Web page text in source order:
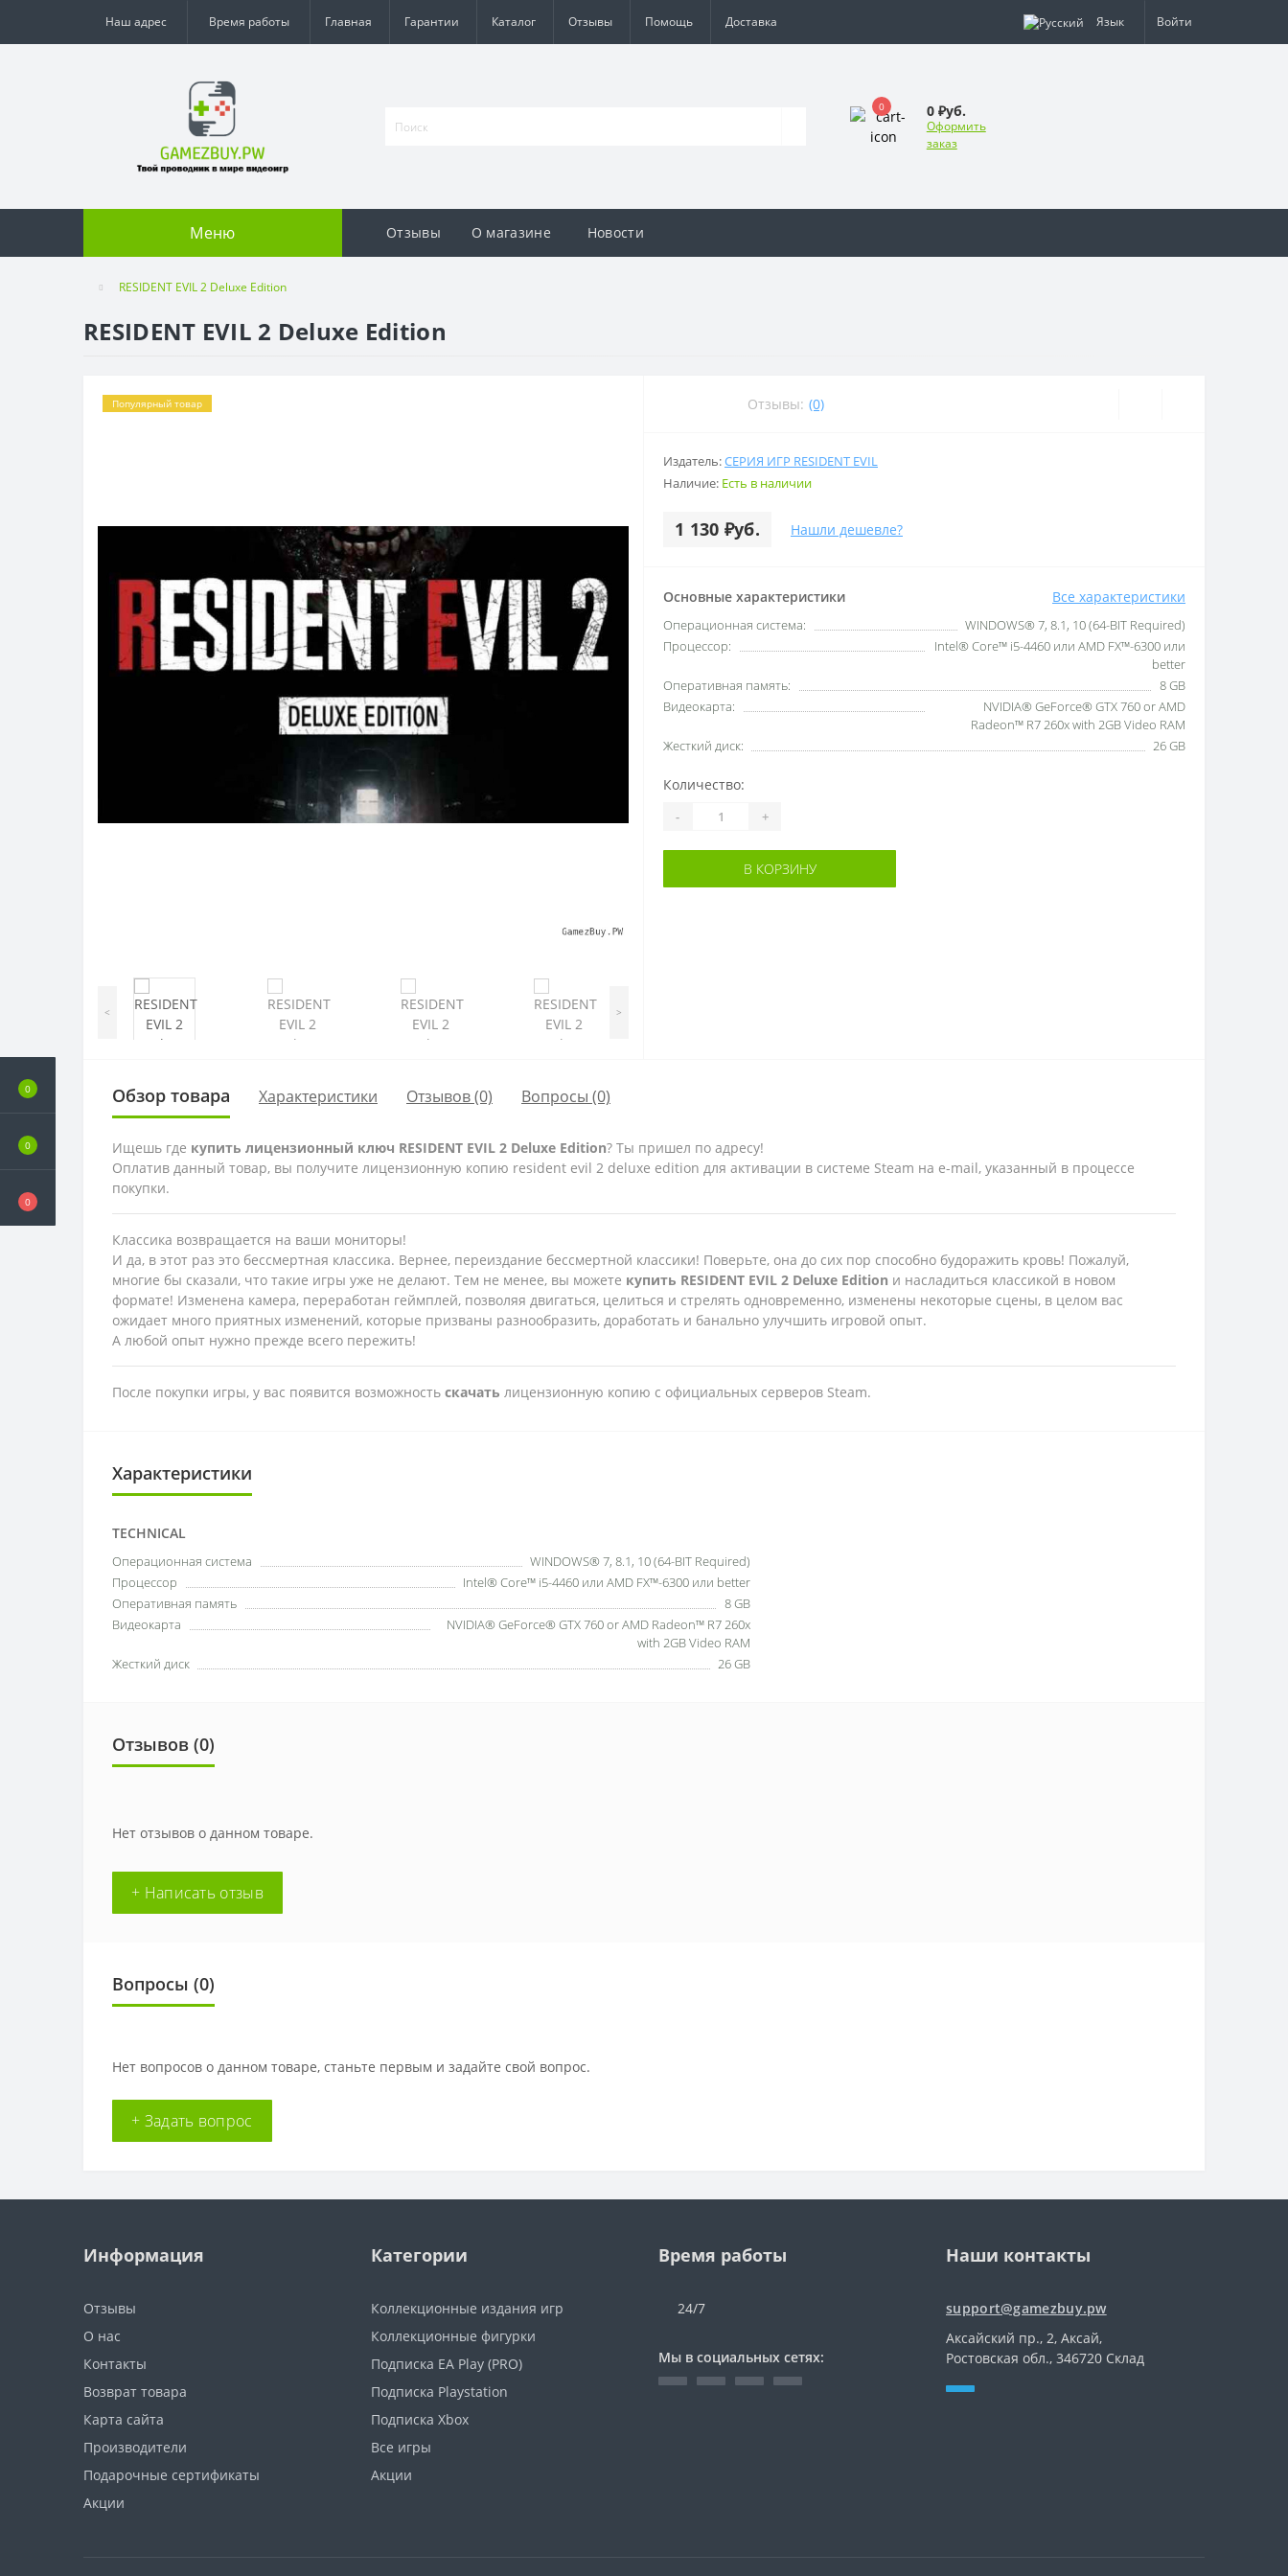
0
0
0
Наш адрес Время работы Главная Гарантии Каталог Отзывы Помощь Доставка Язык Войти
0 0 ₽уб.
Оформить
заказ
Меню Отзывы О магазине Новости
RESIDENT EVIL 2 Deluxe Edition
RESIDENT EVIL 2 Deluxe Edition
Популярный товар
< >
Отзывы: (0)
Издатель:СЕРИЯ ИГР RESIDENT EVIL
Наличие: Есть в наличии
1 130 ₽уб. Нашли дешевле?
Основные характеристики Все характеристики
Операционная система:
WINDOWS® 7, 8.1, 10 (64-BIT Required)
Процессор:
Intel® Core™ i5-4460 или AMD FX™-6300 или
better
Оперативная память:
8 GB
Видеокарта:
NVIDIA® GeForce® GTX 760 or AMD
Radeon™ R7 260x with 2GB Video RAM
Жесткий диск:
26 GB
Количество:
- +
В КОРЗИНУ
Обзор товара Характеристики Отзывов (0) Вопросы (0)
Ищешь где купить лицензионный ключ RESIDENT EVIL 2 Deluxe Edition? Ты пришел по адресу!
Оплатив данный товар, вы получите лицензионную копию resident evil 2 deluxe edition для активации в системе Steam на e-mail, указанный в процессе
покупки.
Классика возвращается на ваши мониторы!
И да, в этот раз это бессмертная классика. Вернее, переиздание бессмертной классики! Поверьте, она до сих пор способно будоражить кровь! Пожалуй,
многие бы сказали, что такие игры уже не делают. Тем не менее, вы можете купить RESIDENT EVIL 2 Deluxe Edition и насладиться классикой в новом
формате! Изменена камера, переработан геймплей, позволяя двигаться, целиться и стрелять одновременно, изменены некоторые сцены, в целом вас
ожидает много приятных изменений, которые призваны разнообразить, доработать и банально улучшить игровой опыт.
А любой опыт нужно прежде всего пережить!
После покупки игры, у вас появится возможность скачать лицензионную копию с официальных серверов Steam.
Характеристики
TECHNICAL
Операционная система
WINDOWS® 7, 8.1, 10 (64-BIT Required)
Процессор
Intel® Core™ i5-4460 или AMD FX™-6300 или better
Оперативная память
8 GB
Видеокарта
NVIDIA® GeForce® GTX 760 or AMD Radeon™ R7 260x
with 2GB Video RAM
Жесткий диск
26 GB
Отзывов (0)
Нет отзывов о данном товаре.
+ Написать отзыв
Вопросы (0)
Нет вопросов о данном товаре, станьте первым и задайте свой вопрос.
+ Задать вопрос
Информация
Отзывы
О нас
Контакты
Возврат товара
Карта сайта
Производители
Подарочные сертификаты
Акции
Категории
Коллекционные издания игр
Коллекционные фигурки
Подписка EA Play (PRO)
Подписка Playstation
Подписка Xbox
Все игры
Акции
Время работы
24/7
Мы в социальных сетях:
Наши контакты
support@gamezbuy.pw
Аксайский пр., 2, Аксай,
Ростовская обл., 346720 Склад